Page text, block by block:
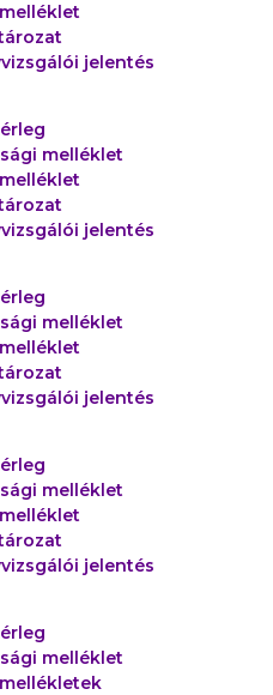
jelentés
melléklet
jelentés
melléklet
jelentés
melléklet
jelentés
melléklet